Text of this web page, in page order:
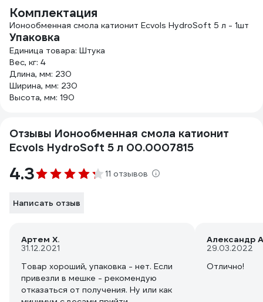
Комплектация
Ионообменная смола катионит Ecvols HydroSoft 5 л - 1шт
Упаковка
Единица товара: Штука
Вес, кг: 4
Длина, мм: 230
Ширина, мм: 230
Высота, мм: 190
Отзывы Ионообменная смола катионит
Ecvols HydroSoft 5 л 00.0007815
4.3 11 отзывов
Написать отзыв
Артем Х.
31.12.2021
Товар хороший, упаковка - нет. Если
привезли в мешке - рекомендую
отказаться от получения. Ну или как
Александр
29.03.2022
Отлично!